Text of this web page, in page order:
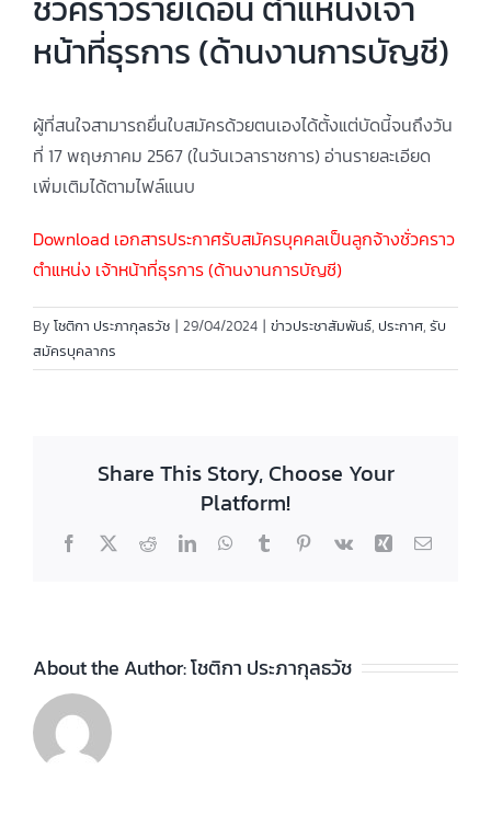
หน้าที่ธุรการ (ด้านงานการบัญชี)
ผู้ที่สนใจสามารถยื่นใบสมัครด้วยตนเองได้ตั้งแต่บัดนี้จนถึงวัน
ที่ 17 พฤษภาคม 2567 (ในวันเวลาราชการ) อ่านรายละเอียด
เพิ่มเติมได้ตามไฟล์แนบ
Download เอกสารประกาศรับสมัครบุคคลเป็นลูกจ้างชั่วคราว
ตำแหน่ง เจ้าหน้าที่ธุรการ (ด้านงานการบัญชี)
By โชติกา ประภากุลธวัช | 29/04/2024 | ข่าวประชาสัมพันธ์, ประกาศ, รับ
สมัครบุคลากร
Share This Story, Choose Your
Platform!
Facebook
X RedditLinkedInWhatsApp
TumblrPinterest
Vk Xing Email
About the Author:โชติกา ประภากุลธวัช